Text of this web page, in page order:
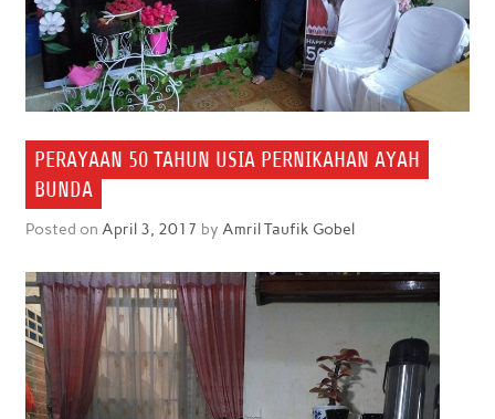
PERAYAAN 50 TAHUN USIA PERNIKAHAN AYAH
BUNDA
Posted on April 3, 2017 by Amril Taufik Gobel